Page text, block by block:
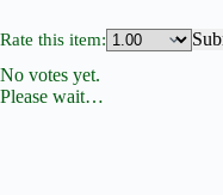
Rate this item:
No votes yet.
Please wait…